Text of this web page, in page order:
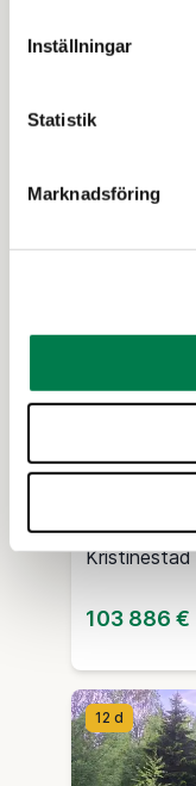
Inställningar
Statistik
Marknadsföring
av/osa
Kristinestad
103 886 €
12 d